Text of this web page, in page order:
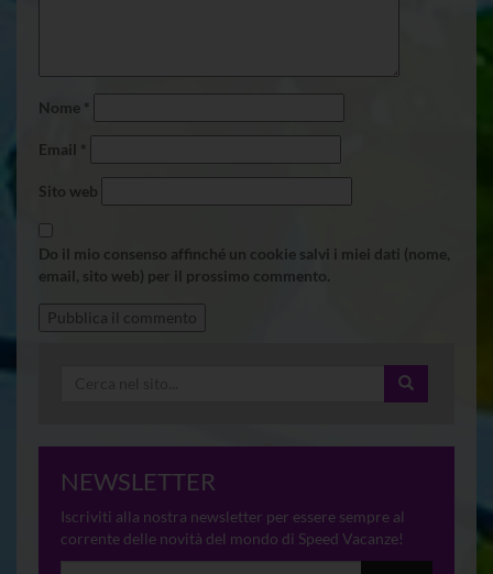
Nome *
Email *
Sito web
Do il mio consenso affinché un cookie salvi i miei dati (nome,
email, sito web) per il prossimo commento.
NEWSLETTER
Iscriviti alla nostra newsletter per essere sempre al
corrente delle novità del mondo di Speed Vacanze!